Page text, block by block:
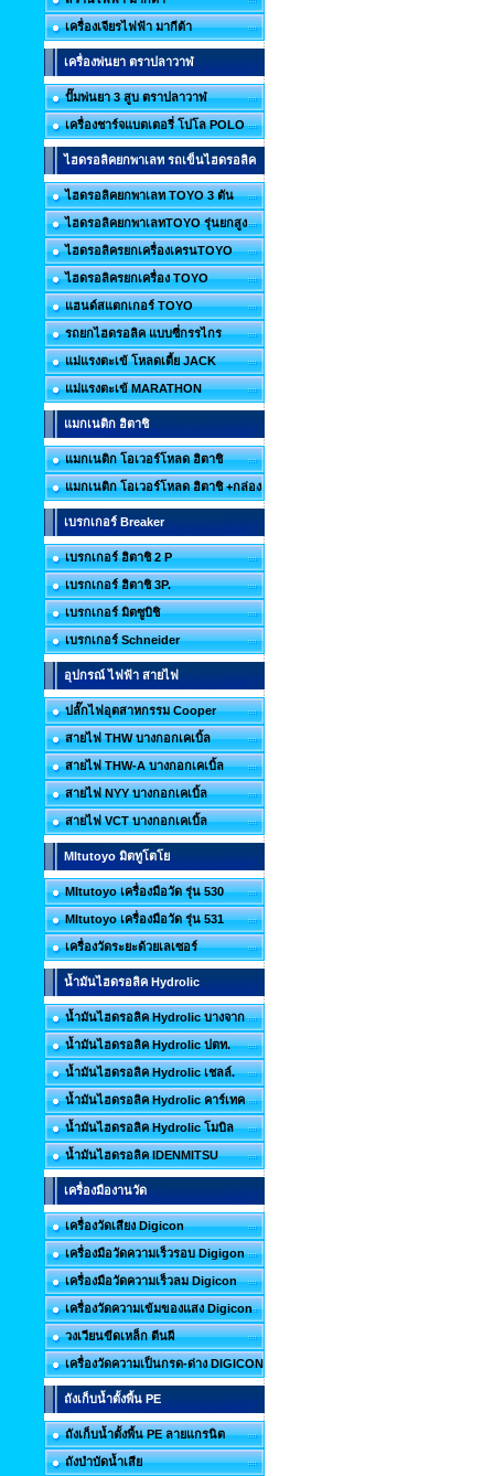
เครื่องเจียรไฟฟ้า มากีต้า
เครื่องพ่นยา ตราปลาวาฬ
ปั๊มพ่นยา 3 สูบ ตราปลาวาฬ
เครื่องชาร์จแบตเตอรี่ โปโล POLO
ไฮดรอลิคยกพาเลท รถเข็นไฮดรอลิค
ไฮดรอลิคยกพาเลท TOYO 3 ตัน
ไฮดรอลิคยกพาเลทTOYO รุ่นยกสูง
ไฮดรอลิครยกเครื่องเครนTOYO
ไฮดรอลิครยกเครื่อง TOYO
แฮนด์สแตกเกอร์ TOYO
รถยกไฮดรอลิค แบบซี่กรรไกร
แม่แรงตะเข้ โหลดเตี้ย JACK
แม่แรงตะเข้ MARATHON
แมกเนติก ฮิตาชิ
แมกเนติก โอเวอร์โหลด ฮิตาชิ
แมกเนติก โอเวอร์โหลด ฮิตาชิ +กล่อง
เบรกเกอร์ Breaker
เบรกเกอร์ ฮิตาชิ 2 P
เบรกเกอร์ ฮิตาชิ 3P.
เบรกเกอร์ มิตซูบิชิ
เบรกเกอร์ Schneider
อุปกรณ์ ไฟฟ้า สายไฟ
ปลั๊กไฟอุตสาหกรรม Cooper
สายไฟ THW บางกอกเคเบิ้ล
สายไฟ THW-A บางกอกเคเบิ้ล
สายไฟ NYY บางกอกเคเบิ้ล
สายไฟ VCT บางกอกเคเบิ้ล
MItutoyo มิตทูโตโย
MItutoyo เครื่องมือวัด รุ่น 530
MItutoyo เครื่องมือวัด รุ่น 531
เครื่องวัดระยะด้วยเลเซอร์
น้ำมันไฮดรอลิค Hydrolic
น้ำมันไฮดรอลิค Hydrolic บางจาก
น้ำมันไฮดรอลิค Hydrolic ปตท.
น้ำมันไฮดรอลิค Hydrolic เชลล์.
น้ำมันไฮดรอลิค Hydrolic คาร์เทค
น้ำมันไฮดรอลิค Hydrolic โมบิล
น้ำมันไฮดรอลิค IDENMITSU
เครื่องมืองานวัด
เครื่องวัดเสียง Digicon
เครื่องมือวัดความเร็วรอบ Digigon
เครื่องมือวัดความเร็วลม Digicon
เครื่องวัดความเข้มของแสง Digicon
วงเวียนขีดเหล็ก ตีนผี
เครื่องวัดความเป็นกรด-ด่าง DIGICON
ถังเก็บน้ำตั้งพื้น PE
ถังเก็บน้ำตั้งพื้น PE ลายแกรนิต
ถังบำบัดน้ำเสีย